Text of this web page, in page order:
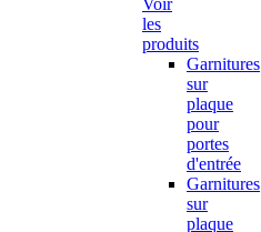
les
produits
Garnitures
sur
plaque
pour
portes
d'entrée
Garnitures
sur
plaque